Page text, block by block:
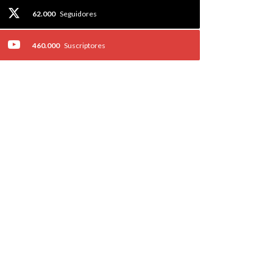
62.000 Seguidores
460.000 Suscriptores